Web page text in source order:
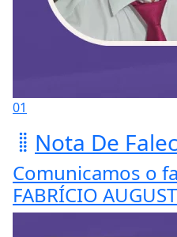
01
Nota De
Comunicamos o
FABRÍCIO